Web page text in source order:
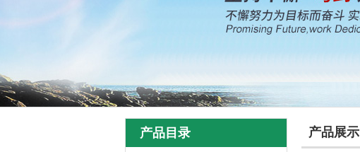
产品目录 产品展示